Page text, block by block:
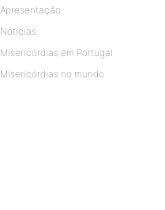
Apresentação
Notícias
Misericórdias em Portugal
Misericórdias no mundo